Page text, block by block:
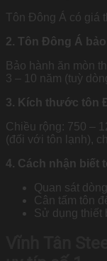
Tôn Đông Á có giá
2. Tôn Đông Á
Bảo hành ăn mòn
3 – 10 năm (tuỳ
3. Kích thước tôn
Chiều rộng: 750 –
(đối với tôn lạnh),
4. Cách nhận biết
Quan sát
Cân tấm tôn
Sử dụng thiết